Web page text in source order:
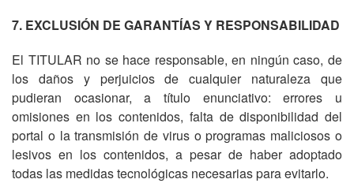
7. EXCLUSIÓN DE GARANTÍAS Y RESPONSABILIDAD
El TITULAR no se hace responsable, en ningún caso, de
los daños y perjuicios de cualquier naturaleza que
pudieran ocasionar, a título enunciativo: errores u
omisiones en los contenidos, falta de disponibilidad del
portal o la transmisión de virus o programas maliciosos o
lesivos en los contenidos, a pesar de haber adoptado
todas las medidas tecnológicas necesarias para evitarlo.